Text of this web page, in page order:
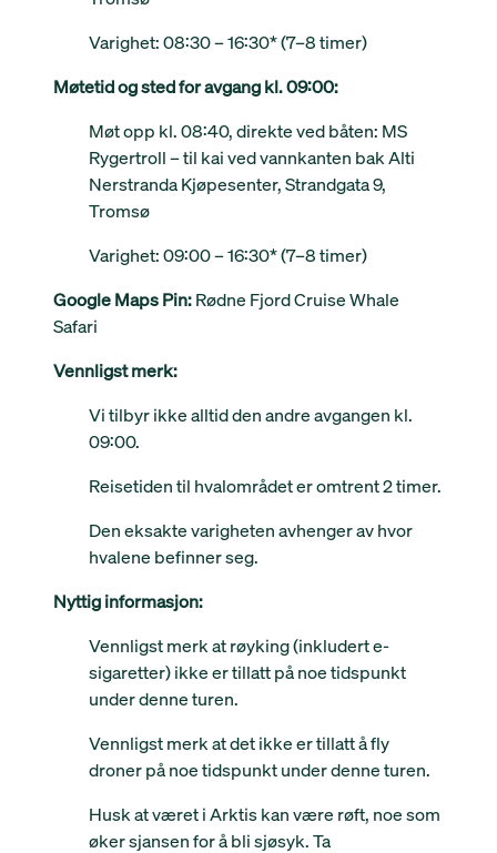
Varighet: 08:30 – 16:30* (7–8 timer)
Møtetid og sted for avgang kl. 09:00:
Møt opp kl. 08:40, direkte ved båten: MS
Rygertroll – til kai ved vannkanten bak Alti
Nerstranda Kjøpesenter, Strandgata 9,
Tromsø
Varighet: 09:00 – 16:30* (7–8 timer)
Google Maps Pin:Rødne Fjord Cruise Whale
Safari
Vennligst merk:
Vi tilbyr ikke alltid den andre avgangen kl.
09:00.
Reisetiden til hvalområdet er omtrent 2 timer.
Den eksakte varigheten avhenger av hvor
hvalene befinner seg.
Nyttig informasjon:
Vennligst merk at røyking (inkludert e-
sigaretter) ikke er tillatt på noe tidspunkt
under denne turen.
Vennligst merk at det ikke er tillatt å fly
droner på noe tidspunkt under denne turen.
Husk at været i Arktis kan være røft, noe som
øker sjansen for å bli sjøsyk. Ta